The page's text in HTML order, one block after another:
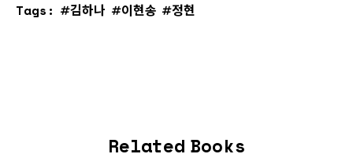
Tags: 김하나 이현송 정현
Related Books